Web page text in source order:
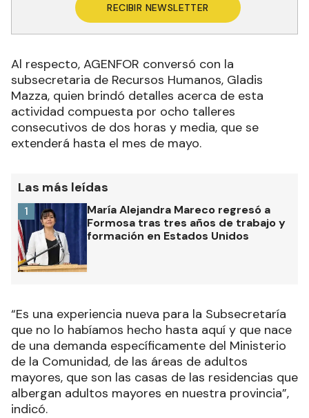
RECIBIR NEWSLETTER
Al respecto, AGENFOR conversó con la
subsecretaria de Recursos Humanos, Gladis
Mazza, quien brindó detalles acerca de esta
actividad compuesta por ocho talleres
consecutivos de dos horas y media, que se
extenderá hasta el mes de mayo.
Las más leídas
María Alejandra Mareco regresó a
Formosa tras tres años de trabajo y
formación en Estados Unidos
1
“Es una experiencia nueva para la Subsecretaría
que no lo habíamos hecho hasta aquí y que nace
de una demanda específicamente del Ministerio
de la Comunidad, de las áreas de adultos
mayores, que son las casas de las residencias que
albergan adultos mayores en nuestra provincia”,
indicó.